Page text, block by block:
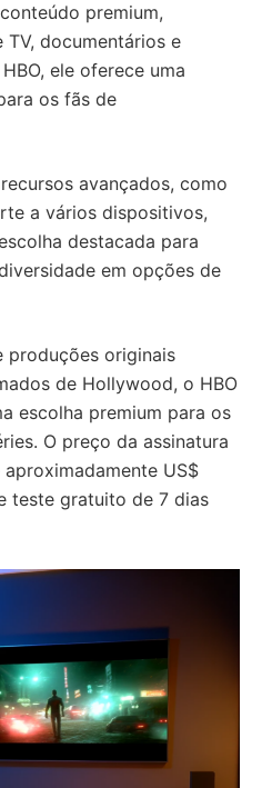
premium,
TV, documentários e
ele oferece uma
os fãs de
avançados, como
a vários dispositivos,
destacada para
em opções de
produções originais
de Hollywood, o HBO
escolha premium para os
O preço da assinatura
US$
teste gratuito de 7 dias